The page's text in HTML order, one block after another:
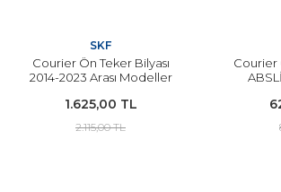
SKF
Courier Ön Teker Bilyası
2014-2023 Arası Modeller
1.625,00 TL
2.115,00 TL
Courier